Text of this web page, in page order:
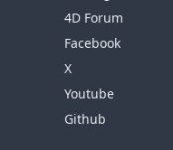
4D Forum
Facebook
X
Youtube
Github